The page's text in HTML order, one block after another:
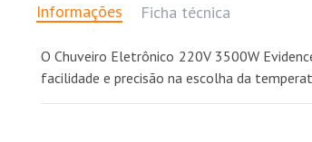
Informações Ficha técnica
O Chuveiro Eletrônico 220V 3500W
facilidade e precisão na escolha da